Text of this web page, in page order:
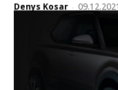
Denys Kosar - 09.12.2021